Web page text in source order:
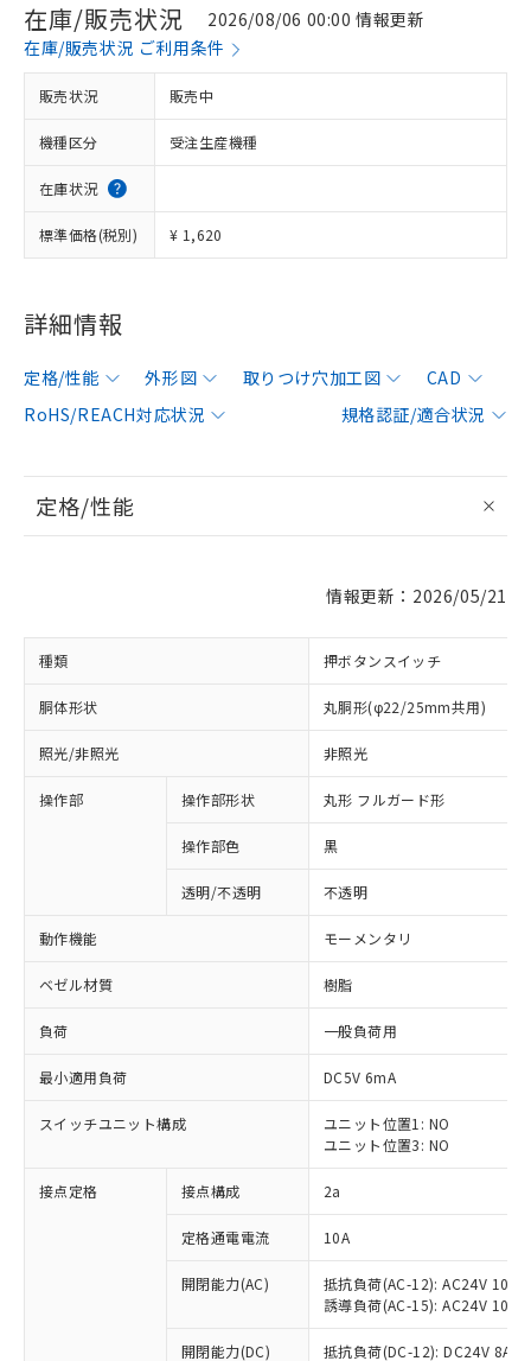
在庫/販売状況
2026/08/06 00:00 情報更新
在庫/販売状況 ご利用条件
販売状況 販売中
機種区分 受注生産機種
在庫状況
標準価格(税別) ¥ 1,620
詳細情報
定格/性能 外形図 取りつけ穴加工図
CAD
RoHS/REACH対応状況
規格認証/適合状況
定格/性能
情報更新：2026/05/21
種類 押ボタンスイッチ
胴体形状 丸胴形(φ22/25mm共用)
照光/非照光 非照光
操作部 操作部形状 丸形 フルガード形
操作部色 黒
透明/不透明 不透明
動作機能 モーメンタリ
ベゼル材質 樹脂
負荷 一般負荷用
最小適用負荷 DC5V 6mA
スイッチユニット構成
ユニット位置1: NO
ユニット位置3: NO
接点定格 接点構成 2a
定格通電電流 10A
開閉能力(AC)
抵抗負荷(AC-12): AC24V 10A/
誘導負荷(AC-15): AC24V
開閉能力(DC) 抵抗負荷(DC-12): DC24V 8A/
ご利用条件
※1 対応状況
対応済み：EU RoHS指令（10物質）の
非含有に対応した製品が提供可能な商品で
対応予定：EU RoHS指令（10物質）の非含
有に対応した製品に切り替える予定のある